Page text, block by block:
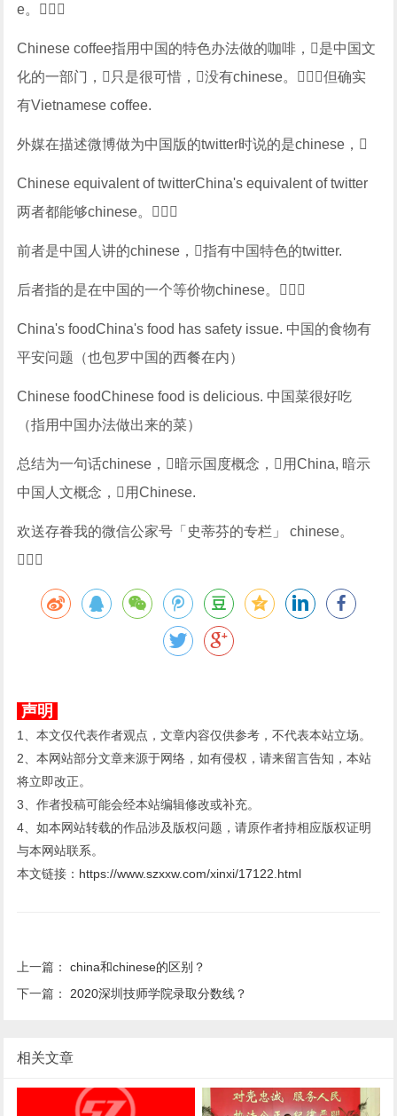
e。
Chinese coffee指用中国的特色办法做的咖啡，是中国文
化的一部门，只是很可惜，没有chinese。但确实
有Vietnamese coffee.
外媒在描述微博做为中国版的twitter时说的是chinese，
Chinese equivalent of twitterChina's equivalent of twitter
两者都能够chinese。
前者是中国人讲的chinese，指有中国特色的twitter.
后者指的是在中国的一个等价物chinese。
China's foodChina's food has safety issue. 中国的食物有
平安问题（也包罗中国的西餐在内）
Chinese foodChinese food is delicious. 中国菜很好吃
（指用中国办法做出来的菜）
总结为一句话chinese，暗示国度概念，用China, 暗示
中国人文概念，用Chinese.
欢送存眷我的微信公家号「史蒂芬的专栏」 chinese。

声明
1、本文仅代表作者观点，文章内容仅供参考，不代表本站立场。
2、本网站部分文章来源于网络，如有侵权，请来留言告知，本站
将立即改正。
3、作者投稿可能会经本站编辑修改或补充。
4、如本网站转载的作品涉及版权问题，请原作者持相应版权证明
与本网站联系。
本文链接： https://www.szxxw.com/xinxi/17122.html
上一篇：china和chinese的区别？
下一篇： 2020深圳技师学院录取分数线？
相关文章